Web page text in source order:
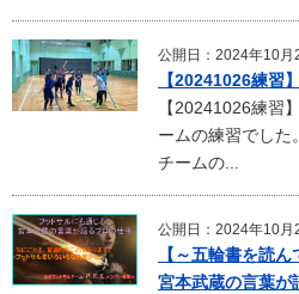
公開日：2024年10月
【20241026練習】
【20241026練習
ームの練習でした
チームの...
公開日：2024年10月
【～五輪書を読
宮本武蔵の言葉が